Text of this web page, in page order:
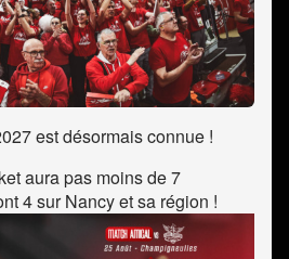
est désormais connue !
aura pas moins de 7
4 sur Nancy et sa région !